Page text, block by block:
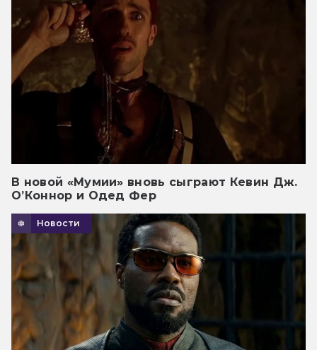
В новой «Мумии» вновь сыграют Кевин Дж.
О’Коннор и Одед Фер
Новости